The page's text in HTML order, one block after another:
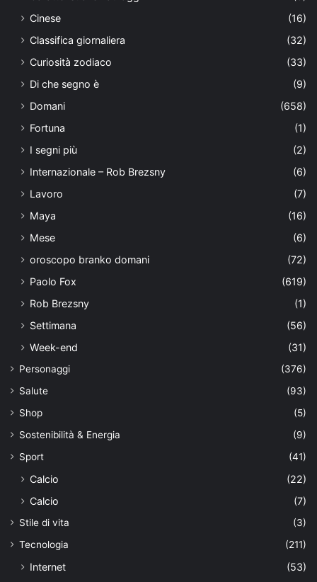
Cinese
(16)
Classifica giornaliera
(32)
Curiosità zodiaco
(33)
Di che segno è
(9)
Domani
(658)
Fortuna
(1)
I segni più
(2)
Internazionale – Rob Brezsny
(6)
Lavoro
(7)
Maya
(16)
Mese
(6)
oroscopo branko domani
(72)
Paolo Fox
(619)
Rob Brezsny
(1)
Settimana
(56)
Week-end
(31)
Personaggi
(376)
Salute
(93)
Shop
(5)
Sostenibilità & Energia
(9)
Sport
(41)
Calcio
(22)
Calcio
(7)
Stile di vita
(3)
Tecnologia
(211)
Internet
(53)